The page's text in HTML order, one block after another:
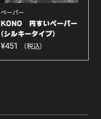
ペーパー
KONO 円すいペーパー
(シルキータイプ)
白...
¥451 （税込）